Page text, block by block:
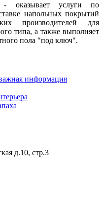
оказывает услуги по
напольных покрытий
производителей для
типа, а также выполняет
пола "под ключ".
информация
д.10, стр.3